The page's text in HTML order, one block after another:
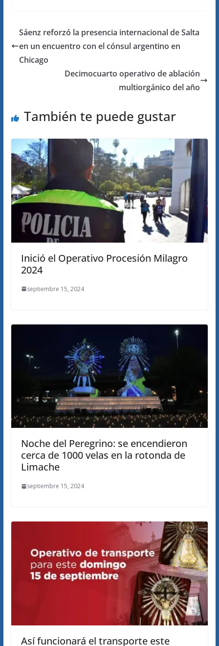
Sáenz reforzó la presencia internacional de Salta
en un encuentro con el cónsul argentino en
Chicago
Decimocuarto operativo de ablación
multiorgánico del año
También te puede gustar
Inició el Operativo Procesión Milagro
2024
septiembre 15, 2024
Noche del Peregrino: se encendieron
cerca de 1000 velas en la rotonda de
Limache
septiembre 15, 2024
Así funcionará el transporte este